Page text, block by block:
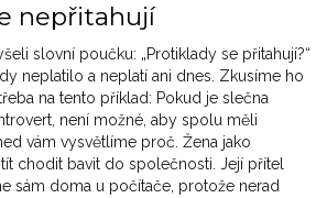
nepřitahují
slovní poučku: „Protiklady se přitahují?“
neplatilo a neplatí ani dnes. Zkusíme ho
na tento příklad: Pokud je slečna
není možné, aby spolu měli
vám vysvětlíme proč. Žena jako
chodit bavit do společnosti. Její přítel
sám doma u počítače, protože nerad